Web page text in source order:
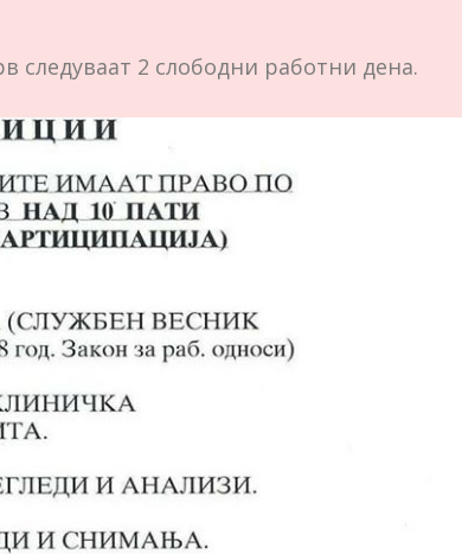
следуваат 2 слободни работни дена.